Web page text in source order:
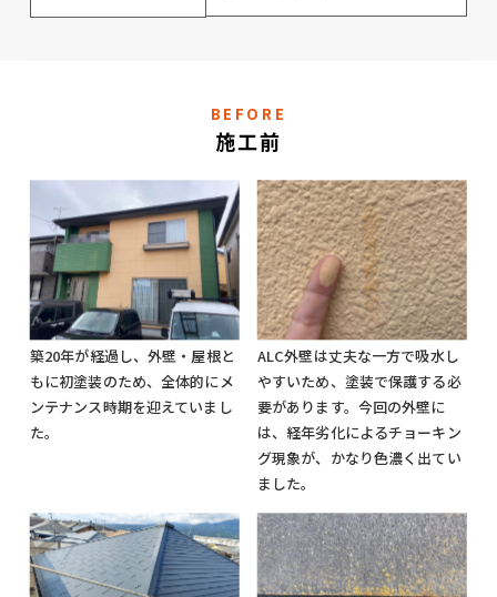
BEFORE
施工前
築20年が経過し、外壁・屋根と
もに初塗装のため、全体的にメ
ンテナンス時期を迎えていまし
た。
ALC外壁は丈夫な一方で吸水し
やすいため、塗装で保護する必
要があります。今回の外壁に
は、経年劣化によるチョーキン
グ現象が、かなり色濃く出てい
ました。